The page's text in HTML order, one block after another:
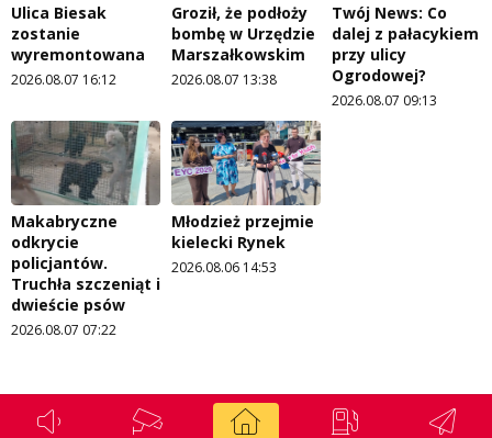
Ulica Biesak
zostanie
wyremontowana
2026.08.07 16:12
Groził, że podłoży
bombę w Urzędzie
Marszałkowskim
2026.08.07 13:38
Twój News: Co
dalej z pałacykiem
przy ulicy
Ogrodowej?
2026.08.07 09:13
Makabryczne
odkrycie
policjantów.
Truchła szczeniąt i
dwieście psów
2026.08.07 07:22
Młodzież przejmie
kielecki Rynek
2026.08.06 14:53